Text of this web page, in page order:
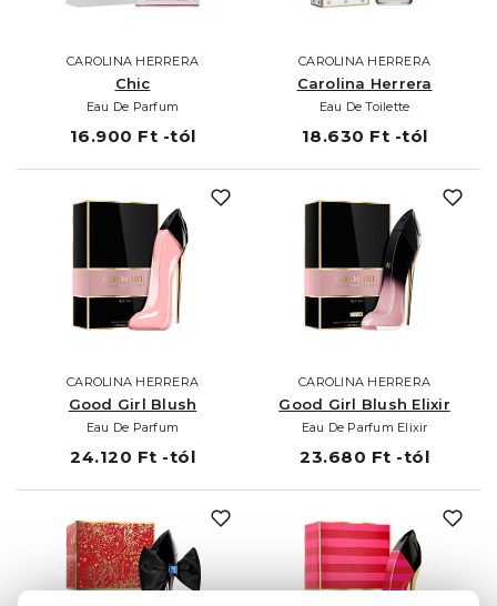
CAROLINA HERRERA
Chic
Eau De Parfum
16.900 Ft -tól
CAROLINA HERRERA
Carolina Herrera
Eau De Toilette
18.630 Ft -tól
CAROLINA HERRERA
Good Girl Blush
Eau De Parfum
24.120 Ft -tól
CAROLINA HERRERA
Good Girl Blush Elixir
Eau De Parfum Elixir
23.680 Ft -tól